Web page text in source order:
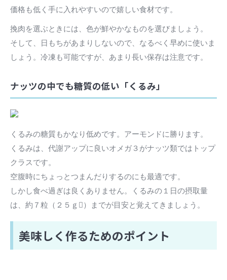
価格も低く手に入れやすいので嬉しい食材です。
挽肉を選ぶときには、色が鮮やかなものを選びましょう。
そして、日もちがあまりしないので、なるべく早めに使いま
しょう。冷凍も可能ですが、あまり長い保存は注意です。
ナッツの中でも糖質の低い「くるみ」
くるみの糖質もかなり低めです。アーモンドに勝ります。
くるみは、代謝アップに良いオメガ３がナッツ類ではトップ
クラスです。
空腹時にちょっとつまんだりするのにも最適です。
しかし食べ過ぎは良くありません。くるみの１日の摂取量
は、約７粒（２５ｇ）までが目安と覚えてきましょう。
美味しく作るためのポイント